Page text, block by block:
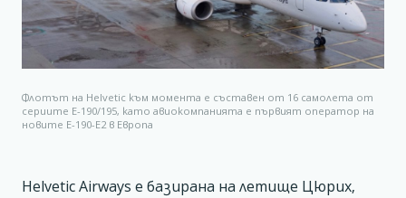
Флотът на Helvetic към момента е съставен от 16 самолета от
сериите Е-190/195, като авиокомпанията е първият оператор на
новите Е-190-Е2 в Европа
Helvetic Airways е базирана на летище Цюрих,